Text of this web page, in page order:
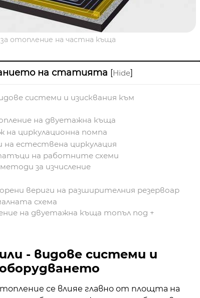
отопление на частна къща
на статията [Hide]
системи и изисквания към
на двуетажна къща
циркулационна помпа
на естествена циркулация
на работните схеми
за изчисление
вериги на разширителния резервоар
схема
на двуетажна къща топъл под +
- видове системи и
се влияе главно от площта на